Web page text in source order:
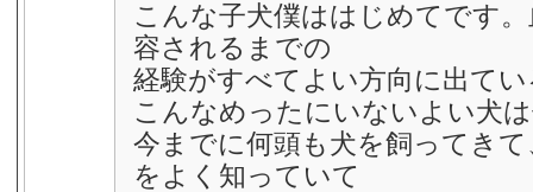
こんな子犬僕ははじめてです
容されるまでの
経験がすべてよい方向に出て
こんなめったにいないよい犬
今までに何頭も犬を飼ってき
をよく知っていて